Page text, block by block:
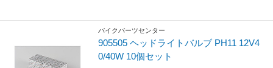
バイクパーツセンター
905505 ヘッドライトバルブ PH11 12V4
0/40W 10個セット